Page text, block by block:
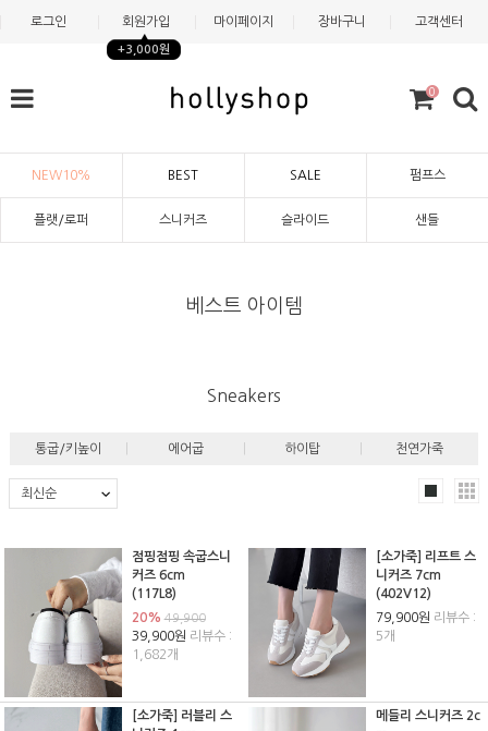
로그인 회원가입
+3,000원
마이페이지 장바구니 고객센터
0
NEW10% BEST SALE 펌프스
플랫/로퍼 스니커즈 슬라이드 샌들
베스트 아이템
Sneakers
통굽/키높이 에어굽 하이탑 천연가죽
점핑점핑 속굽스니
커즈 6cm
(117L8)
20%49,900
39,900원 리뷰수 :
1,682개
[소가죽] 리프트 스
니커즈 7cm
(402V12)
79,900원 리뷰수 :
5개
[소가죽] 러블리 스
메들리 스니커즈 2c